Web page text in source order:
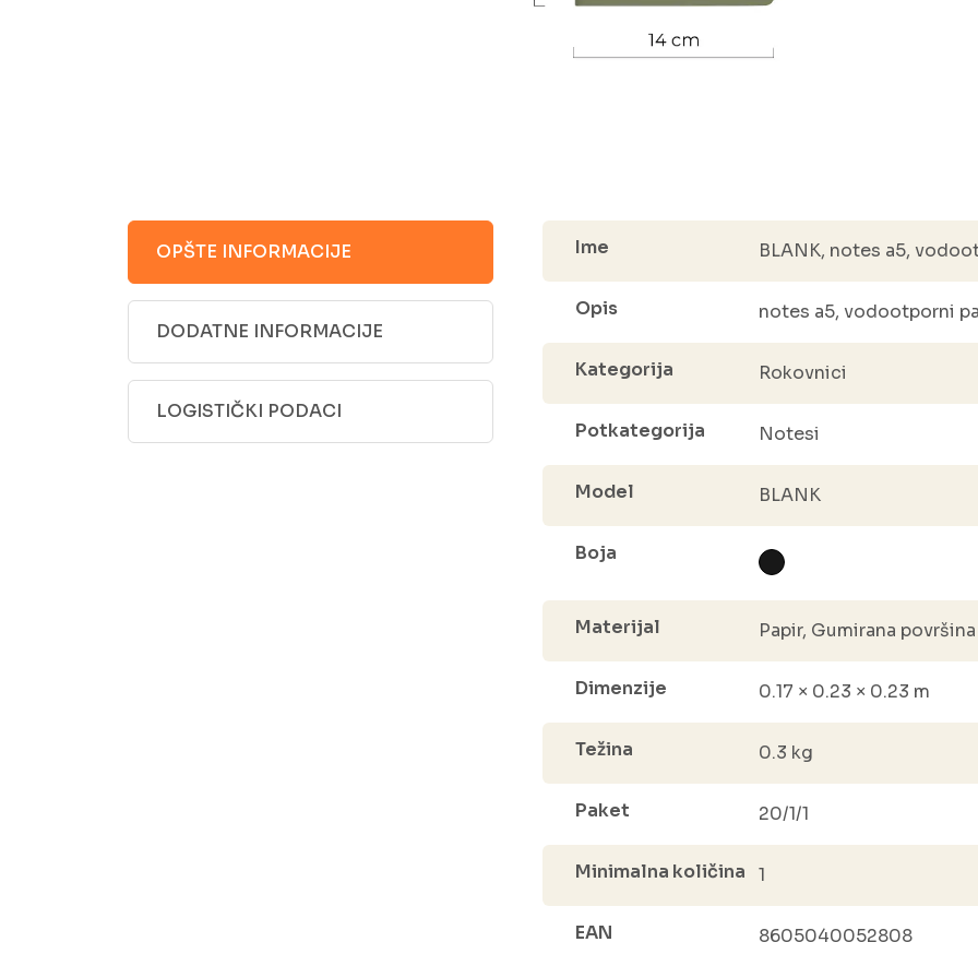
OPŠTE INFORMACIJE
DODATNE INFORMACIJE
LOGISTIČKI PODACI
Ime BLANK, notes a5,
Opis notes a5, vodootporni
Kategorija Rokovnici
Potkategorija Notesi
Model BLANK
Boja
Materijal Papir, Gumirana površina
Dimenzije 0.17 × 0.23 × 0.23 m
Težina 0.3 kg
Paket 20/1/1
Minimalna količina 1
EAN 8605040052808